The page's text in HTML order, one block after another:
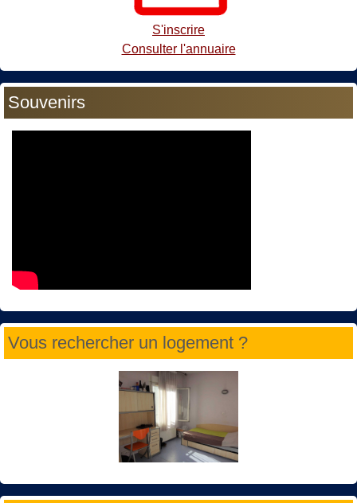
S'inscrire
Consulter l'annuaire
Souvenirs
Vous rechercher un logement ?